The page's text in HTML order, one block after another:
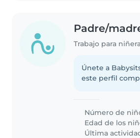
Padre/
Únete a
este perfil
Número de
Edad de los
Última